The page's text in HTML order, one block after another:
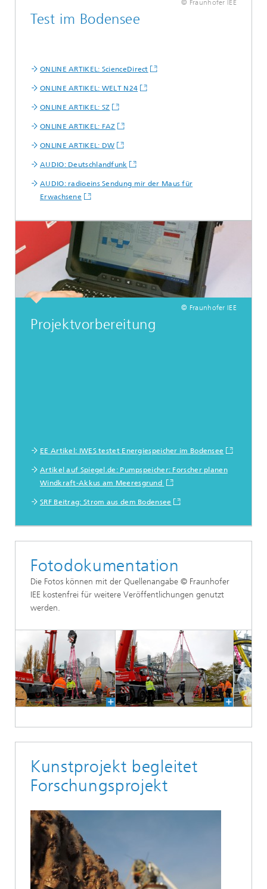
© Fraunhofer IEE
Test im Bodensee
ONLINE ARTIKEL: ScienceDirect
ONLINE ARTIKEL: WELT N24
ONLINE ARTIKEL: SZ
ONLINE ARTIKEL: FAZ
ONLINE ARTIKEL: DW
AUDIO: Deutschlandfunk
AUDIO: radioeins Sendung mir der Maus für
Erwachsene
© Fraunhofer IEE
Projektvorbereitung
EE Artikel: IWES testet Energiespeicher im Bodensee
Artikel auf Spiegel.de: Pumpspeicher: Forscher planen
Windkraft-Akkus am Meeresgrund
SRF Beitrag: Strom aus dem Bodensee
Fotodokumentation
Die Fotos können mit der Quellenangabe © Fraunhofer
IEE kostenfrei für weitere Veröffentlichungen genutzt
werden.
Kunstprojekt begleitet
Forschungsprojekt